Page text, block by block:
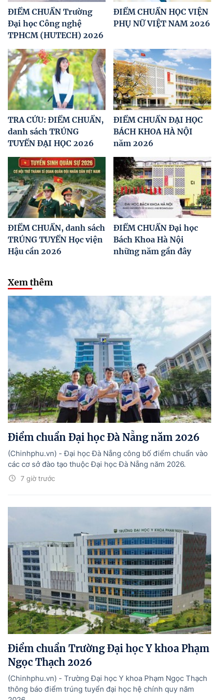
ĐIỂM CHUẨN Trường
Đại học Công nghệ
TPHCM (HUTECH) 2026
ĐIỂM CHUẨN HỌC VIỆN
PHỤ NỮ VIỆT NAM 2026
TRA CỨU: ĐIỂM CHUẨN,
danh sách TRÚNG
TUYỂN ĐẠI HỌC 2026
ĐIỂM CHUẨN ĐẠI HỌC
BÁCH KHOA HÀ NỘI
năm 2026
ĐIỂM CHUẨN, danh sách
TRÚNG TUYỂN Học viện
Hậu cần 2026
ĐIỂM CHUẨN Đại học
Bách Khoa Hà Nội
những năm gần đây
Xem thêm
Điểm chuẩn Đại học Đà Nẵng năm 2026
7 giờ trước
(Chinhphu.vn) - Đại học Đà Nẵng công bố điểm chuẩn vào
các cơ sở đào tạo thuộc Đại học Đà Nẵng năm 2026.
Điểm chuẩn Trường Đại học Y khoa Phạm
Ngọc Thạch 2026
(Chinhphu.vn) - Trường Đại học Y khoa Phạm Ngọc Thạch
thông báo điểm trúng tuyển đại học hệ chính quy năm